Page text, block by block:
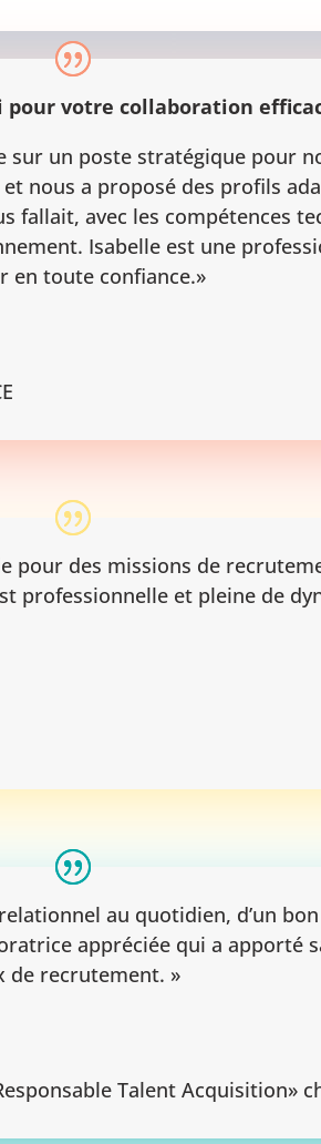
votre collaboration
sur un poste stratégique pour
nous a proposé des profils
fallait, avec les compétences
Isabelle est une
en toute confiance.»
pour des missions de
professionnelle et pleine de
au quotidien, d’un
appréciée qui a apporté
de recrutement. »
Talent Acquisition»